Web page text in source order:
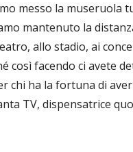
messo la
mantenuto la
allo stadio, ai
così facendo ci avete
chi ha la fortuna di
TV, dispensatrice